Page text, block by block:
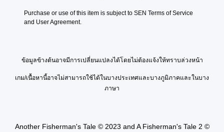
Purchase or use of this item is subject to SEN Terms of Service
and User Agreement.
ข้อมูลข้างต้นอาจมีการเปลี่ยนแปลงได้โดยไม่ต้องแจ้งให้ทราบล่วงหน้า
เกม/เนื้อหานี้อาจไม่สามารถใช้ได้ในบางประเทศและบางภูมิภาคและในบาง
ภาษา
Another Fisherman's Tale © 2023 and A Fisherman's Tale 2 ©